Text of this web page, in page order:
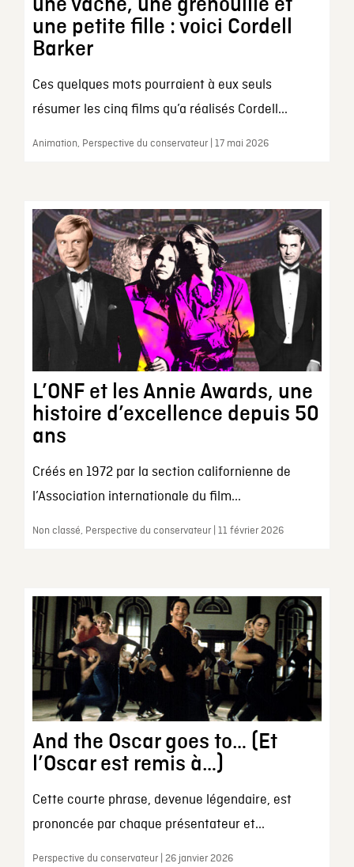
une vache, une grenouille et
une petite fille : voici Cordell
Barker
Ces quelques mots pourraient à eux seuls
résumer les cinq films qu’a réalisés Cordell...
Animation, Perspective du conservateur | 17 mai 2026
L’ONF et les Annie Awards, une
histoire d’excellence depuis 50
ans
Créés en 1972 par la section californienne de
l’Association internationale du film...
Non classé, Perspective du conservateur | 11 février 2026
And the Oscar goes to… (Et
l’Oscar est remis à…)
Cette courte phrase, devenue légendaire, est
prononcée par chaque présentateur et...
Perspective du conservateur | 26 janvier 2026